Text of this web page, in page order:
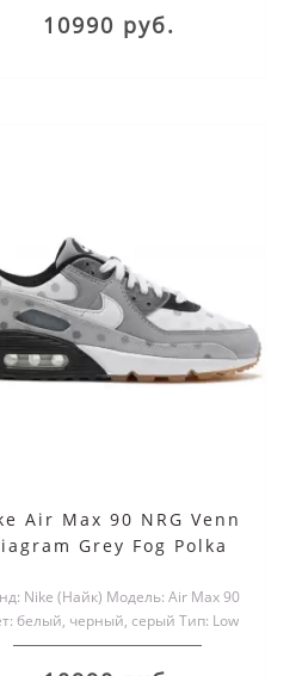
17190 руб.
ФАКТЫ
Nike имеется много
10990 руб.
Air Max 90 NRG Venn
Grey Fog Polka
Nike (Найк) Модель: Air Max 90
белый, черный, серый Тип: Low
Материал верха:..